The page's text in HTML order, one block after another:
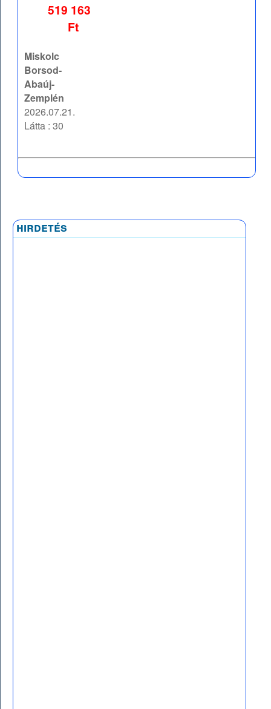
519 163
Ft
Miskolc
Borsod-
Abaúj-
Zemplén
2026.07.21.
Látta : 30
hirdetés